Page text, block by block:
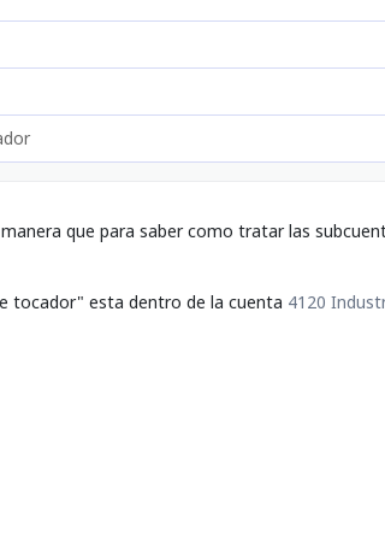
que para saber como tratar las
tocador" esta dentro de la cuenta 4120